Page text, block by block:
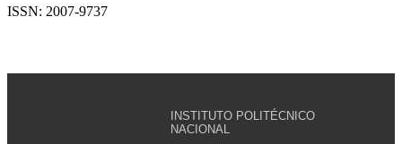
ISSN: 2007-9737
INSTITUTO POLITÉCNICO
NACIONAL